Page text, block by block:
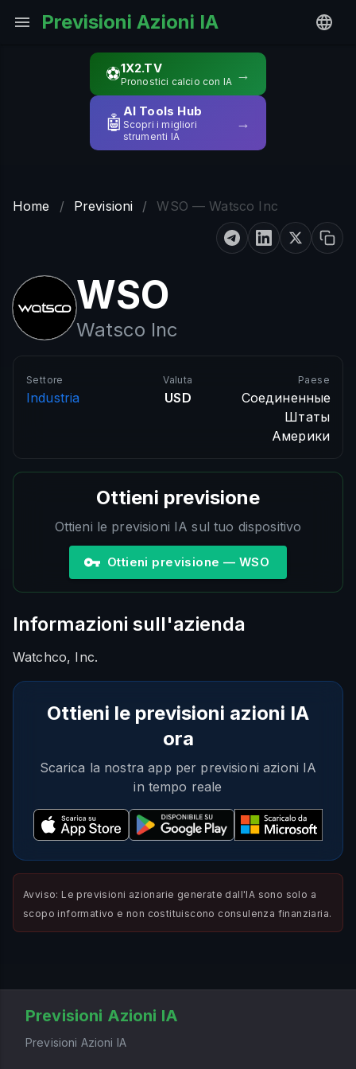
Previsioni Azioni IA
⚽1X2.TV
Pronostici calcio con IA →
🤖
AI Tools Hub
Scopri i migliori
strumenti IA
→
Home / Previsioni / WSO — Watsco Inc
WSO
Watsco Inc
Settore
Industria
Valuta
USD
Paese
Соединенные
Штаты
Америки
Ottieni previsione
Ottieni le previsioni IA sul tuo dispositivo
Ottieni previsione — WSO
Informazioni sull'azienda
Watchco, Inc.
Ottieni le previsioni azioni IA
ora
Scarica la nostra app per previsioni azioni IA
in tempo reale
Avviso: Le previsioni azionarie generate dall'IA sono solo a
scopo informativo e non costituiscono consulenza finanziaria.
Previsioni Azioni IA
Previsioni Azioni IA